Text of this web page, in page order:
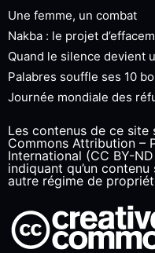
Une femme, un combat
Nakba : le projet
Quand le silence devient
Palabres souffle ses 10
Journée mondiale des
Les contenus de ce
Commons Attribution –
International (CC BY-
indiquant qu’un
autre régime de